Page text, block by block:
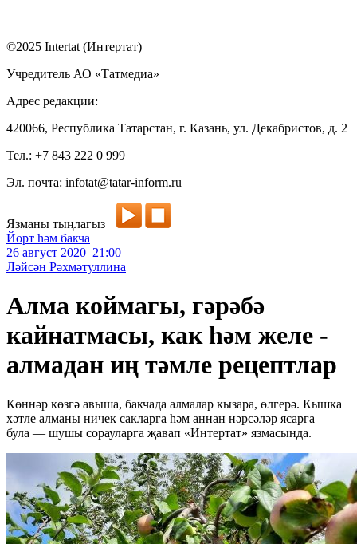
©2025 Intertat (Интертат)
Учредитель АО «Татмедиа»
Адрес редакции:
420066, Республика Татарстан, г. Казань, ул. Декабристов, д. 2
Тел.: +7 843 222 0 999
Эл. почта: infotat@tatar-inform.ru
Язманы тыңлагыз
Йорт һәм бакча
26 август 2020 21:00
Ләйсән Рәхмәтуллина
Алма коймагы, гәрәбә
кайнатмасы, как һәм желе -
алмадан иң тәмле рецептлар
Көннәр көзгә авыша, бакчада алмалар кызара, өлгерә. Кышка
хәтле алманы ничек сакларга һәм аннан нәрсәләр ясарга
була — шушы сорауларга җавап «Интертат» язмасында.